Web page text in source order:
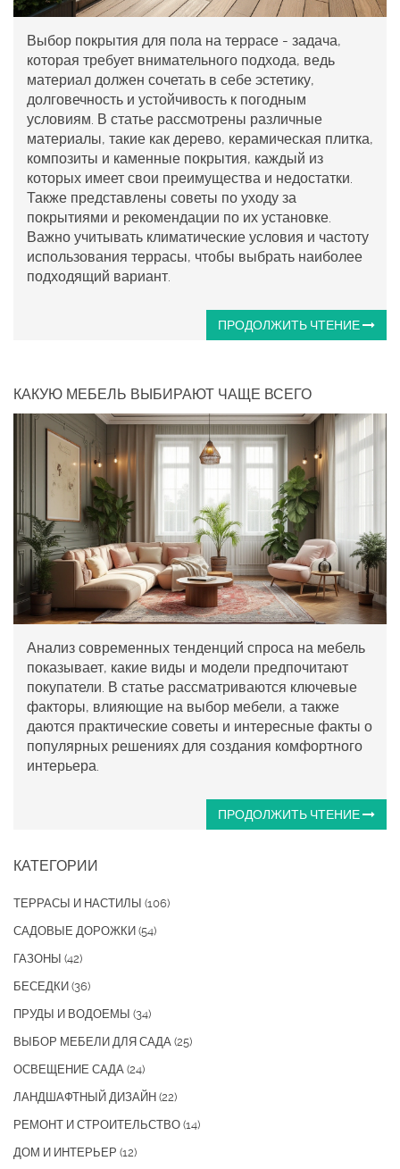
Выбор покрытия для пола на террасе - задача,
которая требует внимательного подхода, ведь
материал должен сочетать в себе эстетику,
долговечность и устойчивость к погодным
условиям. В статье рассмотрены различные
материалы, такие как дерево, керамическая плитка,
композиты и каменные покрытия, каждый из
которых имеет свои преимущества и недостатки.
Также представлены советы по уходу за
покрытиями и рекомендации по их установке.
Важно учитывать климатические условия и частоту
использования террасы, чтобы выбрать наиболее
подходящий вариант.
ПРОДОЛЖИТЬ ЧТЕНИЕ
КАКУЮ МЕБЕЛЬ ВЫБИРАЮТ ЧАЩЕ ВСЕГО
Анализ современных тенденций спроса на мебель
показывает, какие виды и модели предпочитают
покупатели. В статье рассматриваются ключевые
факторы, влияющие на выбор мебели, а также
даются практические советы и интересные факты о
популярных решениях для создания комфортного
интерьера.
ПРОДОЛЖИТЬ ЧТЕНИЕ
КАТЕГОРИИ
ТЕРРАСЫ И НАСТИЛЫ (106)
САДОВЫЕ ДОРОЖКИ (54)
ГАЗОНЫ (42)
БЕСЕДКИ (36)
ПРУДЫ И ВОДОЕМЫ (34)
ВЫБОР МЕБЕЛИ ДЛЯ САДА (25)
ОСВЕЩЕНИЕ САДА (24)
ЛАНДШАФТНЫЙ ДИЗАЙН (22)
РЕМОНТ И СТРОИТЕЛЬСТВО (14)
ДОМ И ИНТЕРЬЕР (12)